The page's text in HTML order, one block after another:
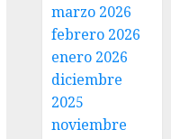
marzo 2026
febrero 2026
enero 2026
diciembre
2025
noviembre